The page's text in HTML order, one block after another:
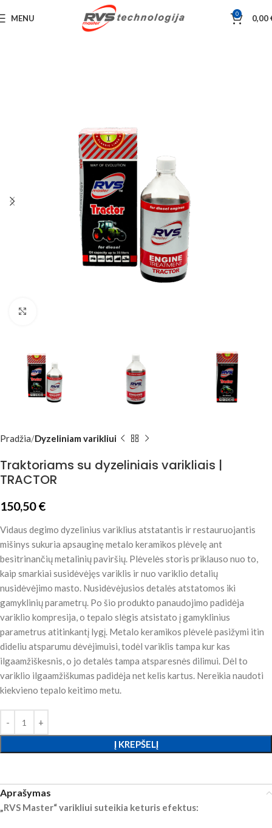
MENU 0 0,00
Pradžia Dyzeliniam varikliui
Traktoriams su dyzeliniais varikliais |
TRACTOR
150,50€
Vidaus degimo dyzelinius variklius atstatantis ir restauruojantis
mišinys sukuria apsauginę metalo keramikos plėvelę ant
besitrinančių metalinių paviršių. Plėvelės storis priklauso nuo to,
kaip smarkiai susidėvėjęs variklis ir nuo variklio detalių
nusidėvėjimo masto. Nusidėvėjusios detalės atstatomos iki
gamyklinių parametrų. Po šio produkto panaudojimo padidėja
variklio kompresija, o tepalo slėgis atsistato į gamyklinius
parametrus atitinkantį lygį. Metalo keramikos plėvelė pasižymi itin
dideliu atsparumu dėvėjimuisi, todėl variklis tampa kur kas
ilgaamžiškesnis, o jo detalės tampa atsparesnės dilimui. Dėl to
variklio ilgaamžiškumas padidėja net kelis kartus. Nereikia naudoti
kiekvieno tepalo keitimo metu.
Į KREPŠELĮ
Aprašymas
„RVS Master“ varikliui suteikia keturis efektus: